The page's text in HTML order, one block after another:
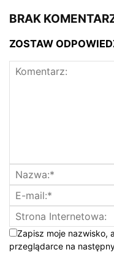
BRAK
ZOSTAW
Zapisz moje nazwisko,
przeglądarce na